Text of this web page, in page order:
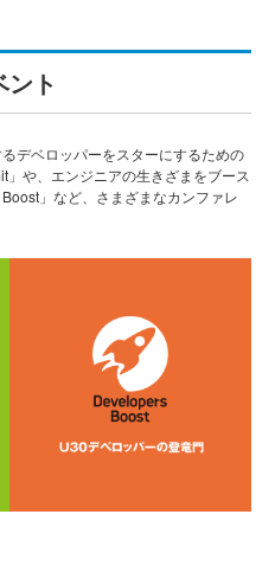
ント
デベロッパーをスターにするための
や、エンジニアの生きざまをブース
」など、さまざまなカンファレ